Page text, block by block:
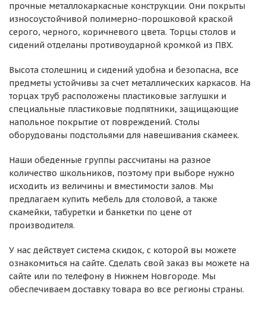
прочные металлокаркасные конструкции. Они покрыты
износоустойчивой полимерно-порошковой краской
серого, черного, коричневого цвета. Торцы столов и
сидений отделаны противоударной кромкой из ПВХ.
Высота столешниц и сидений удобна и безопасна, все
предметы устойчивы за счет металлических каркасов. На
торцах труб расположены пластиковые заглушки и
специальные пластиковые подпятники, защищающие
напольное покрытие от повреждений. Столы
оборудованы подстольями для навешивания скамеек.
Наши обеденные группы рассчитаны на разное
количество школьников, поэтому при выборе нужно
исходить из величины и вместимости залов. Мы
предлагаем купить мебель для столовой, а также
скамейки, табуретки и банкетки по цене от
производителя.
У нас действует система скидок, с которой вы можете
ознакомиться на сайте. Сделать свой заказ вы можете на
сайте или по телефону в Нижнем Новгороде. Мы
обеспечиваем доставку товара во все регионы страны.